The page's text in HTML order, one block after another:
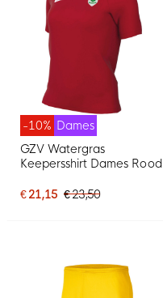
-10% Dames
GZV Watergras
Keepersshirt Dames Rood
€ 21,15 € 23,50